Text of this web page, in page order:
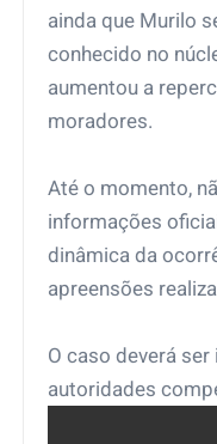
ainda que Murilo
conhecido no
aumentou a
moradores.
Até o momento,
informações
dinâmica da
apreensões
O caso deverá
autoridades